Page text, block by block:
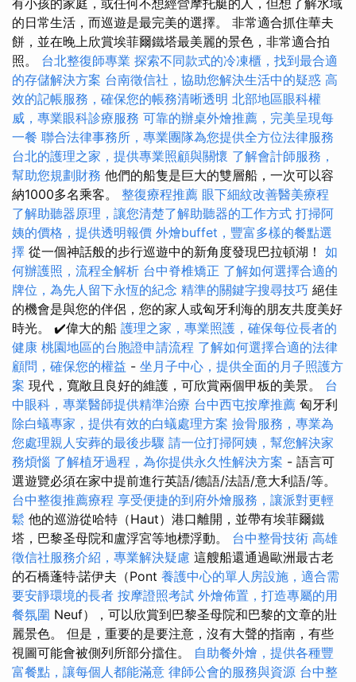
有小孩的家庭，或任何不想經營摩托艇的人，但想了解水域
的日常生活，而巡遊是最完美的選擇。 非常適合抓住華夫
餅，並在晚上欣賞埃菲爾鐵塔最美麗的景色，非常適合拍
照。 台北整復師專業 探索不同款式的冷凍櫃，找到最合適
的存儲解決方案 台南徵信社，協助您解決生活中的疑惑 高
效的記帳服務，確保您的帳務清晰透明 北部地區眼科權
威，專業眼科診療服務 可靠的辦桌外燴推薦，完美呈現每
一餐 聯合法律事務所，專業團隊為您提供全方位法律服務
台北的護理之家，提供專業照顧與關懷 了解會計師服務，
幫助您規劃財務 他們的船隻是巨大的雙層船，一次可以容
納1000多名乘客。 整復療程推薦 眼下細紋改善醫美療程
了解助聽器原理，讓您清楚了解助聽器的工作方式 打掃阿
姨的價格，提供透明報價 外燴buffet，豐富多樣的餐點選
擇 從一個神話般的步行巡遊中的新角度發現巴拉頓湖！ 如
何辦護照，流程全解析 台中脊椎矯正 了解如何選擇合適的
牌位，為先人留下永恆的紀念 精準的關鍵字搜尋技巧 絕佳
的機會是與您的伴侶，您的家人或匈牙利海的朋友共度美好
時光。 ✔️偉大的船 護理之家，專業照護，確保每位長者的
健康 桃園地區的台胞證申請流程 了解如何選擇合適的法律
顧問，確保您的權益 - 坐月子中心，提供全面的月子照護方
案 現代，寬敞且良好的維護，可欣賞兩個甲板的美景。 台
中眼科，專業醫師提供精準治療 台中西屯按摩推薦 匈牙利
除白蟻專家，提供有效的白蟻處理方案 撿骨服務，專業為
您處理親人安葬的最後步驟 請一位打掃阿姨，幫您解決家
務煩惱 了解植牙過程，為你提供永久性解決方案 - 語言可
選遊覽必須在家中提前進行英語/德語/法語/意大利語/等。
台中整復推薦療程 享受便捷的到府外燴服務，讓派對更輕
鬆 他的巡游從哈特（Haut）港口離開，並帶有埃菲爾鐵
塔，巴黎圣母院和盧浮宮等地標浮動。 台中整骨技術 高雄
徵信社服務介紹，專業解決疑慮 這艘船還通過歐洲最古老
的石橋蓬特·諾伊夫（Pont 養護中心的單人房設施，適合需
要安靜環境的長者 按摩證照考試 外燴佈置，打造專屬的用
餐氛圍 Neuf），可以欣賞到巴黎圣母院和巴黎的文章的壯
麗景色。 但是，重要的是要注意，沒有大聲的​​指南，有些
視圖可能會被側列所部分擋住。 自助餐外燴，提供各種豐
富餐點，讓每個人都能滿意 律師公會的服務與資源 台中整